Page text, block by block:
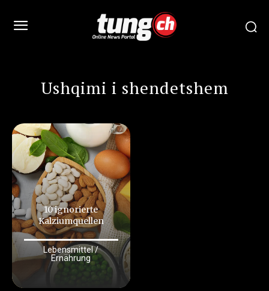
Ushqimi i shendetshem
10 ignorierte
Kalziumquellen
Lebensmittel /
Ernährung